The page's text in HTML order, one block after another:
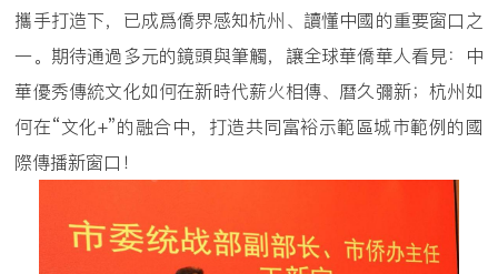
攜手打造下，已成爲僑界感知杭州、讀懂中國的重要窗口之
一。期待通過多元的鏡頭與筆觸，讓全球華僑華人看見：中
華優秀傳統文化如何在新時代薪火相傳、曆久彌新；杭州如
何在“文化+”的融合中，打造共同富裕示範區城市範例的國
際傳播新窗口！